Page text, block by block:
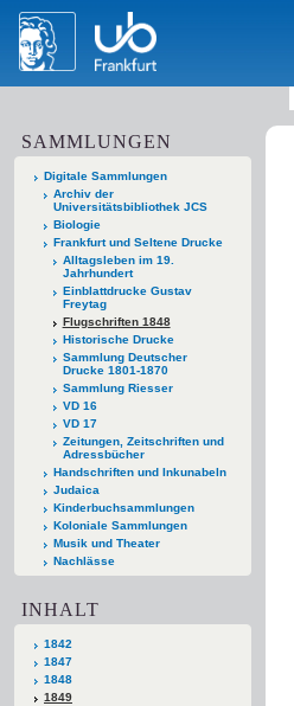
SAMMLUNGEN
Digitale Sammlungen
Archiv der
Universitätsbibliothek JCS
Biologie
Frankfurt und Seltene Drucke
Alltagsleben im 19.
Jahrhundert
Einblattdrucke Gustav
Freytag
Flugschriften 1848
Historische Drucke
Sammlung Deutscher
Drucke 1801-1870
Sammlung Riesser
VD 16
VD 17
Zeitungen, Zeitschriften und
Adressbücher
Handschriften und Inkunabeln
Judaica
Kinderbuchsammlungen
Koloniale Sammlungen
Musik und Theater
Nachlässe
INHALT
1842
1847
1848
1849